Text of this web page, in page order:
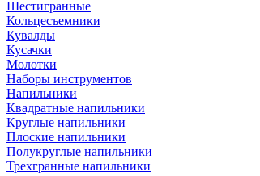
Шестигранные
Кольцесъемники
Кувалды
Кусачки
Молотки
Наборы инструментов
Напильники
Квадратные напильники
Круглые напильники
Плоские напильники
Полукруглые напильники
Трехгранные напильники